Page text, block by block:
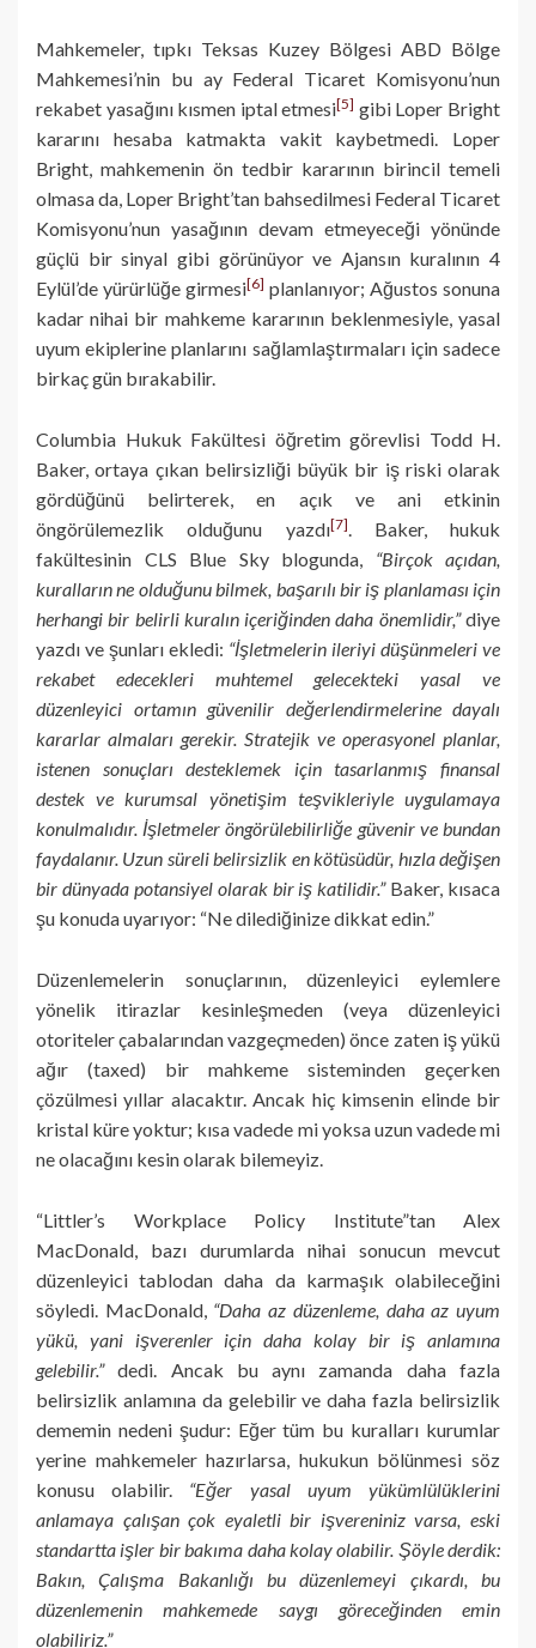
Mahkemeler, tıpkı Teksas Kuzey Bölgesi ABD Bölge
Mahkemesi’nin bu ay Federal Ticaret Komisyonu’nun
rekabet yasağını kısmen iptal etmesi[5] gibi Loper Bright
kararını hesaba katmakta vakit kaybetmedi. Loper
Bright, mahkemenin ön tedbir kararının birincil temeli
olmasa da, Loper Bright’tan bahsedilmesi Federal Ticaret
Komisyonu’nun yasağının devam etmeyeceği yönünde
güçlü bir sinyal gibi görünüyor ve Ajansın kuralının 4
Eylül’de yürürlüğe girmesi[6] planlanıyor; Ağustos sonuna
kadar nihai bir mahkeme kararının beklenmesiyle, yasal
uyum ekiplerine planlarını sağlamlaştırmaları için sadece
birkaç gün bırakabilir.
Columbia Hukuk Fakültesi öğretim görevlisi Todd H.
Baker, ortaya çıkan belirsizliği büyük bir iş riski olarak
gördüğünü belirterek, en açık ve ani etkinin
öngörülemezlik olduğunu yazdı[7]
. Baker, hukuk
fakültesinin CLS Blue Sky blogunda, “Birçok açıdan,
kuralların ne olduğunu bilmek, başarılı bir iş planlaması için
herhangi bir belirli kuralın içeriğinden daha önemlidir,”diye
yazdı ve şunları ekledi: “İşletmelerin ileriyi düşünmeleri ve
rekabet edecekleri muhtemel gelecekteki yasal ve
düzenleyici ortamın güvenilir değerlendirmelerine dayalı
kararlar almaları gerekir. Stratejik ve operasyonel planlar,
istenen sonuçları desteklemek için tasarlanmış finansal
destek ve kurumsal yönetişim teşvikleriyle uygulamaya
konulmalıdır. İşletmeler öngörülebilirliğe güvenir ve bundan
faydalanır. Uzun süreli belirsizlik en kötüsüdür, hızla değişen
bir dünyada potansiyel olarak bir iş katilidir.” Baker, kısaca
şu konuda uyarıyor: “Ne dilediğinize dikkat edin.”
Düzenlemelerin sonuçlarının, düzenleyici eylemlere
yönelik itirazlar kesinleşmeden (veya düzenleyici
otoriteler çabalarından vazgeçmeden) önce zaten iş yükü
ağır (taxed) bir mahkeme sisteminden geçerken
çözülmesi yıllar alacaktır. Ancak hiç kimsenin elinde bir
kristal küre yoktur; kısa vadede mi yoksa uzun vadede mi
ne olacağını kesin olarak bilemeyiz.
“Littler’s Workplace Policy Institute”tan Alex
MacDonald, bazı durumlarda nihai sonucun mevcut
düzenleyici tablodan daha da karmaşık olabileceğini
söyledi. MacDonald, “Daha az düzenleme, daha az uyum
yükü, yani işverenler için daha kolay bir iş anlamına
gelebilir.”dedi. Ancak bu aynı zamanda daha fazla
belirsizlik anlamına da gelebilir ve daha fazla belirsizlik
dememin nedeni şudur: Eğer tüm bu kuralları kurumlar
yerine mahkemeler hazırlarsa, hukukun bölünmesi söz
konusu olabilir. “Eğer yasal uyum yükümlülüklerini
anlamaya çalışan çok eyaletli bir işvereniniz varsa, eski
standartta işler bir bakıma daha kolay olabilir. Şöyle derdik:
Bakın, Çalışma Bakanlığı bu düzenlemeyi çıkardı, bu
düzenlemenin mahkemede saygı göreceğinden emin
olabiliriz.”